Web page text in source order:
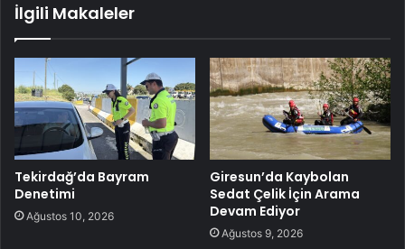
İlgili Makaleler
Tekirdağ’da Bayram
Denetimi
Ağustos 10, 2026
Giresun’da Kaybolan
Sedat Çelik İçin Arama
Devam Ediyor
Ağustos 9, 2026